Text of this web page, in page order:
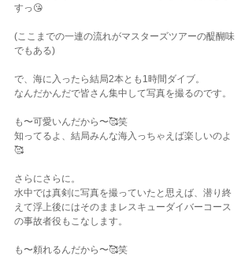
すっ😘
(ここまでの一連の流れがマスターズツアーの醍醐味
でもある)
で、海に入ったら結局2本とも1時間ダイブ。
なんだかんだで皆さん集中して写真を撮るのです。
も〜可愛いんだから〜🥰笑
知ってるよ、結局みんな海入っちゃえば楽しいのよ
🥰
さらにさらに。
水中では真剣に写真を撮っていたと思えば、潜り終
えて浮上後にはそのままレスキューダイバーコース
の事故者役もこなします。
も〜頼れるんだから〜🥰笑